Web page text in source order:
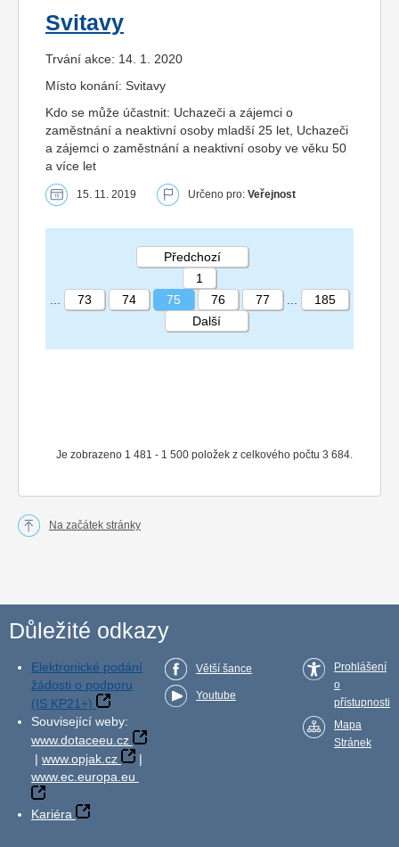
Svitavy
Trvání akce: 14. 1. 2020
Místo konání: Svitavy
Kdo se může účastnit: Uchazeči a zájemci o
zaměstnání a neaktivní osoby mladší 25 let, Uchazeči
a zájemci o zaměstnání a neaktivní osoby ve věku 50
a více let
15. 11. 2019 Určeno pro: Veřejnost
STRÁNKA 75 185
Je zobrazeno 1 481 - 1 500 položek z celkového počtu 3 684.
Předchozí
1
73 74 75 76 77
185
Další
Na začátek stránky
Důležité odkazy
Elektronické podání
žádosti o podporu
(IS KP21+)
Související weby:
www.dotaceeu.cz
| www.opjak.cz
|
www.ec.europa.eu
Kariéra
Větší šance
Youtube
Prohlášení
o
přístupnosti
Mapa
Stránek